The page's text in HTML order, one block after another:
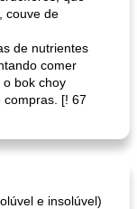
líbia
couve de
de nutrientes
comer
o bok choy
[! 67
e insolúvel)